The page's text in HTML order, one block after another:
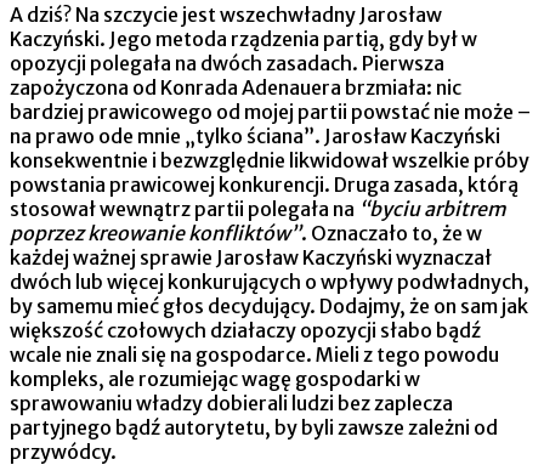
A dziś? Na szczycie jest wszechwładny Jarosław
Kaczyński. Jego metoda rządzenia partią, gdy był w
opozycji polegała na dwóch zasadach. Pierwsza
zapożyczona od Konrada Adenauera brzmiała: nic
bardziej prawicowego od mojej partii powstać nie może –
na prawo ode mnie „tylko ściana”. Jarosław Kaczyński
konsekwentnie i bezwzględnie likwidował wszelkie próby
powstania prawicowej konkurencji. Druga zasada, którą
stosował wewnątrz partii polegała na “byciu arbitrem
poprzez kreowanie konfliktów”. Oznaczało to, że w
każdej ważnej sprawie Jarosław Kaczyński wyznaczał
dwóch lub więcej konkurujących o wpływy podwładnych,
by samemu mieć głos decydujący. Dodajmy, że on sam jak
większość czołowych działaczy opozycji słabo bądź
wcale nie znali się na gospodarce. Mieli z tego powodu
kompleks, ale rozumiejąc wagę gospodarki w
sprawowaniu władzy dobierali ludzi bez zaplecza
partyjnego bądź autorytetu, by byli zawsze zależni od
przywódcy.